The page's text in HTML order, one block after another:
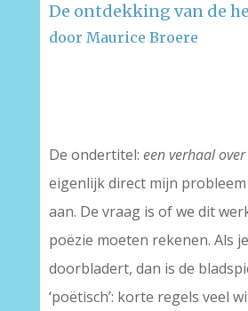
De ontdekking van de
door Maurice Broere
De ondertitel: een verhaal
eigenlijk direct mijn
aan. De vraag is of we dit
poëzie moeten rekenen. Als
doorbladert, dan is de
‘poëtisch’: korte regels veel